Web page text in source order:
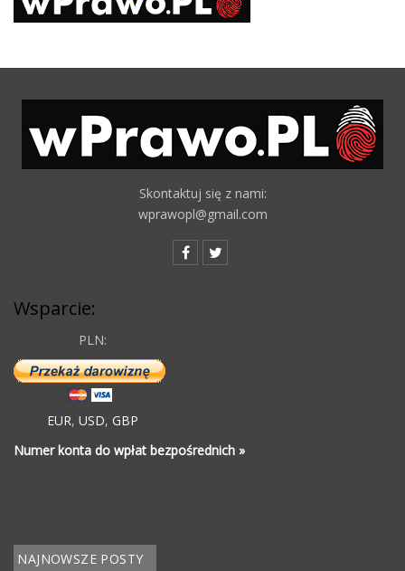
Skontaktuj się z nami:
wprawopl@gmail.com
Wsparcie:
PLN:
EUR, USD, GBP
Numer konta do wpłat bezpośrednich »
NAJNOWSZE POSTY